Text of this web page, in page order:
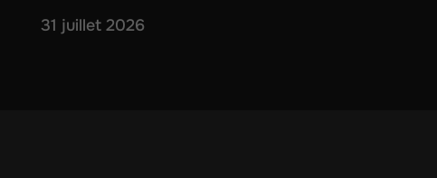
31 juillet 2026